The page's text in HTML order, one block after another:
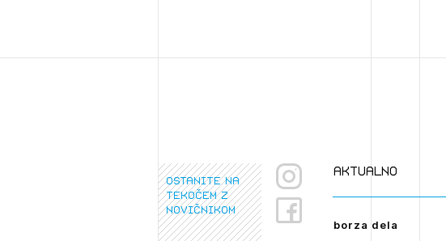
ostanite na
tekočem z
novičnikom
aktualno
borza dela
Novičnik
Dnevne